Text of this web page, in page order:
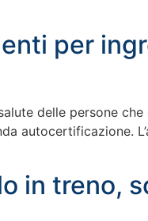
per
delle persone che
autocertificazione.
in treno,